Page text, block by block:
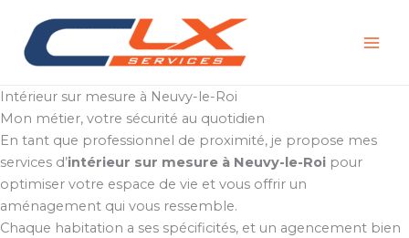
contenu
Intérieur sur mesure à Neuvy-le-Roi
Mon métier, votre sécurité au quotidien
En tant que professionnel de proximité, je propose mes
services d’intérieur sur mesure à Neuvy-le-Roi pour
optimiser votre espace de vie et vous offrir un
aménagement qui vous ressemble.
Chaque habitation a ses spécificités, et un agencement bien